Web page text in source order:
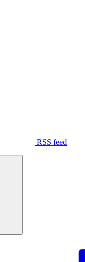
RSS feed